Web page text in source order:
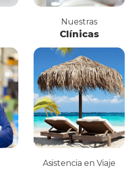
Nuestras
Clínicas
Asistencia en Viaje